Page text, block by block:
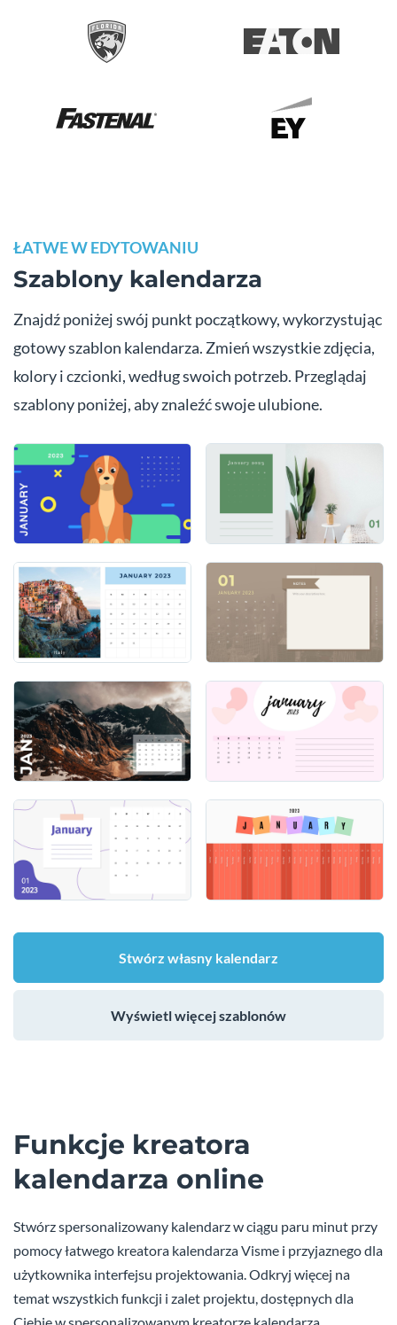
ŁATWE W EDYTOWANIU
Szablony kalendarza
Znajdź poniżej swój punkt początkowy, wykorzystując
gotowy szablon kalendarza. Zmień wszystkie zdjęcia,
kolory i czcionki, według swoich potrzeb. Przeglądaj
szablony poniżej, aby znaleźć swoje ulubione.
Stwórz własny kalendarz
Wyświetl więcej szablonów
Funkcje kreatora
kalendarza online
Stwórz spersonalizowany kalendarz w ciągu paru minut przy
pomocy łatwego kreatora kalendarza Visme i przyjaznego dla
użytkownika interfejsu projektowania. Odkryj więcej na
temat wszystkich funkcji i zalet projektu, dostępnych dla
Ciebie w spersonalizowanym kreatorze kalendarza.